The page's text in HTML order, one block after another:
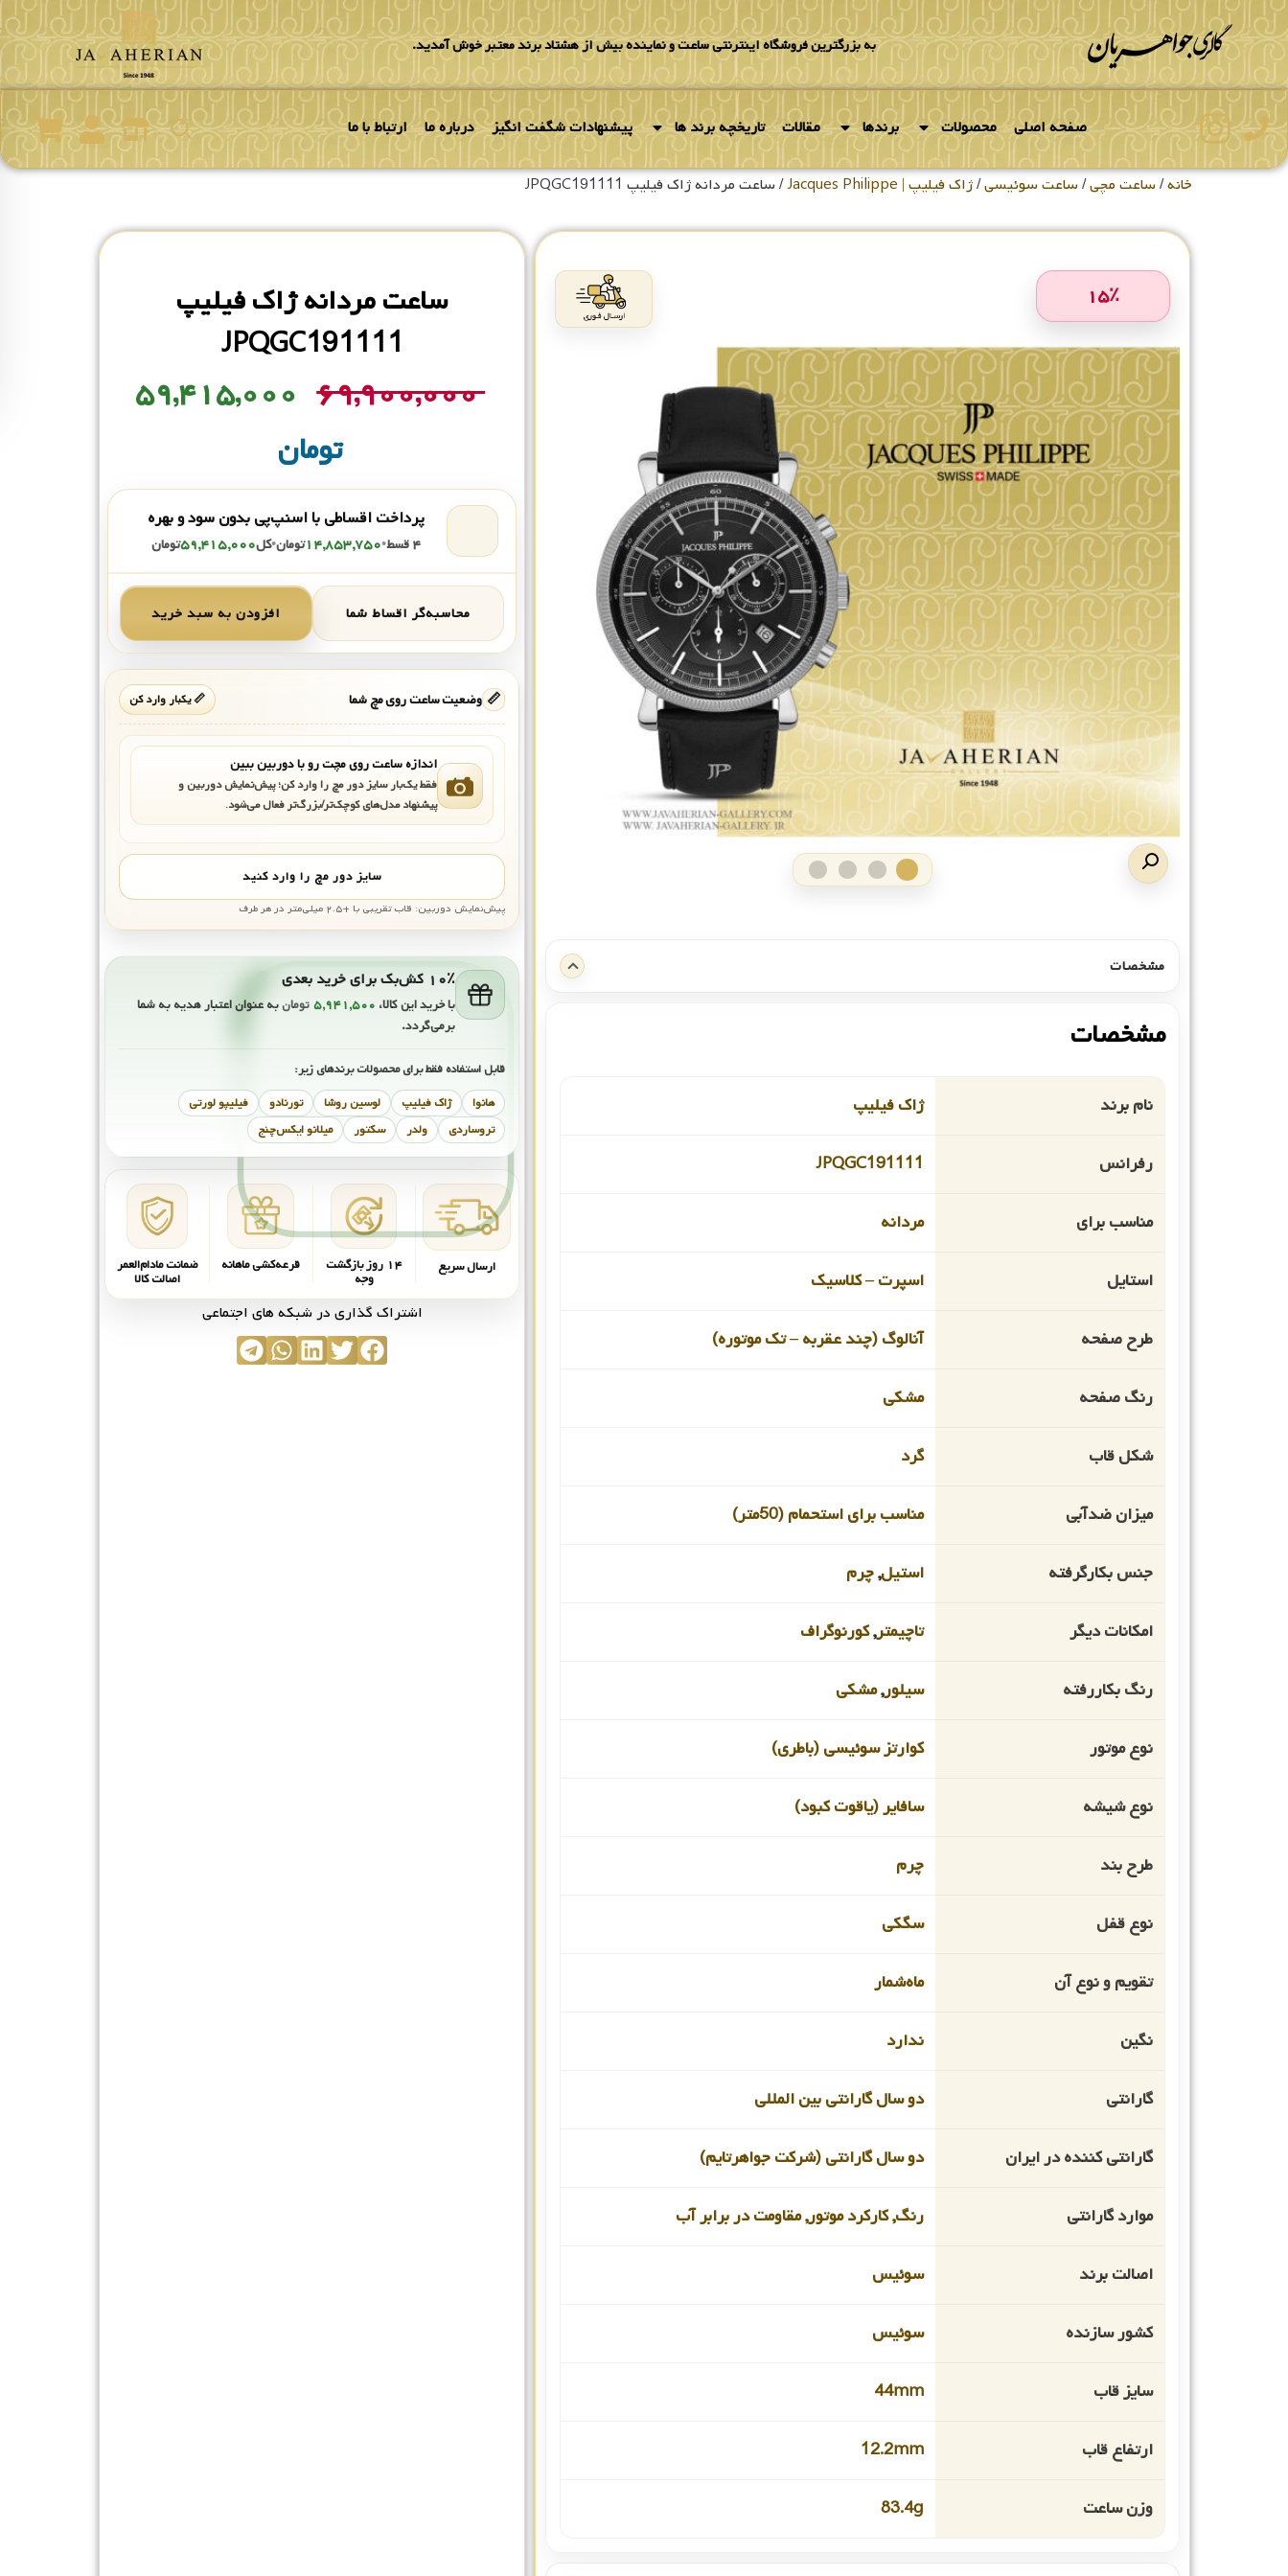
به بزرگترین فروشگاه اینترنتی ساعت و نماینده بیش از هشتاد برند معتبر خوش آمدید.
صفحه اصلی محصولات برندها مقالات تاریخچه برند ها پیشنهادات شگفت انگیز درباره ما ارتباط با ما
خانه/ساعت مچی/ساعت سوئیسی/ژاک فیلیپ | Jacques Philippe / ساعت مردانه ژاک فیلیپ JPQGC191111
۱۵٪
مشخصات
مشخصات
نام برند ژاک فیلیپ
رفرانس JPQGC191111
مناسب برای مردانه
استایل اسپرت – کلاسیک
طرح صفحه آنالوگ (چند عقربه – تک موتوره)
رنگ صفحه مشکی
شکل قاب گرد
میزان ضدآبی مناسب برای استحمام (50متر)
جنس بکارگرفته استیل,چرم
امکانات دیگر تاچیمتر,کورنوگراف
رنگ بکاررفته سیلور,مشکی
نوع موتور کوارتز سوئیسی (باطری)
نوع شیشه سافایر (یاقوت کبود)
طرح بند چرم
نوع قفل سگکی
تقویم و نوع آن ماه‌شمار
نگین ندارد
گارانتی دو سال گارانتی بین المللی
گارانتی کننده در ایران دو سال گارانتی (شرکت جواهرتایم)
موارد گارانتی رنگ, کارکرد موتور, مقاومت در برابر آب
اصالت برند سوئیس
کشور سازنده سوئیس
سایز قاب 44mm
ارتفاع قاب 12.2mm
وزن ساعت 83.4g
ساعت مردانه ژاک فیلیپ
JPQGC191111
۶۹,۹۰۰,۰۰۰ ۵۹,۴۱۵,۰۰۰
تومان
پرداخت اقساطی با اسنپ‌پی بدون سود و بهره
۴ قسط •۱۴,۸۵۳,۷۵۰تومان•کل۵۹,۴۱۵,۰۰۰تومان
محاسبه‌گر اقساط شما افزودن به سبد خرید
📏 وضعیت ساعت روی مچ شما 📏 یکبار وارد کن
اندازه ساعت روی مچت رو با دوربین ببین
فقط یک‌بار سایز دور مچ را وارد کن؛ پیش‌نمایش دوربین و
پیشنهاد مدل‌های کوچک‌تر/بزرگ‌تر فعال می‌شود.
سایز دور مچ را وارد کنید
پیش‌نمایش دوربین: قاب تقریبی با +۲.۵ میلی‌متر در هر طرف
۱۰٪ کش‌بک برای خرید بعدی
با خرید این کالا، ۵,۹۴۱,۵۰۰ تومانبه عنوان اعتبار هدیه به شما
برمی‌گردد.
قابل استفاده فقط برای محصولات برندهای زیر:
هانوا ژاک فیلیپ لوسین روشا تورنادو
فیلیپو لورتی
تروساردی
ولدر سکتور میلانو ایکس‌چنج
ارسال سریع ۱۴ روز بازگشت
وجه
قرعه‌کشی ماهانه ضمانت مادام‌العمر
اصالت کالا
اشتراک گذاری در شبکه های اجتماعی